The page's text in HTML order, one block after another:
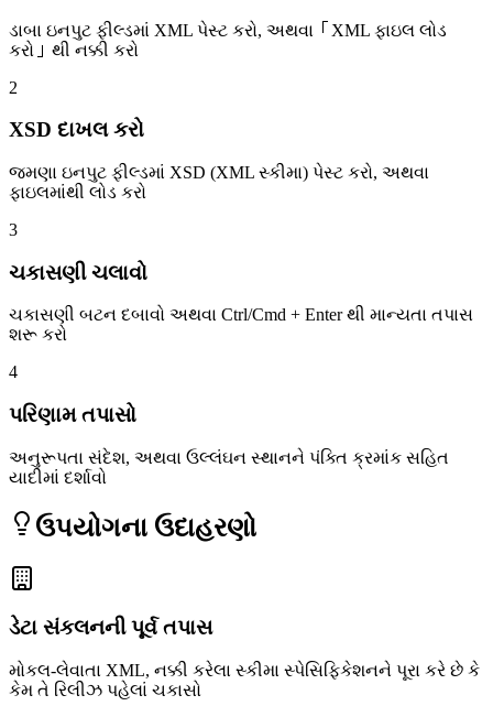
ડાબા ઇનપુટ ફીલ્ડમાં XML પેસ્ટ કરો, અથવા「XML ફાઇલ લોડ
કરો」થી નક્કી કરો
2
XSD દાખલ કરો
જમણા ઇનપુટ ફીલ્ડમાં XSD (XML સ્કીમા) પેસ્ટ કરો, અથવા
ફાઇલમાંથી લોડ કરો
3
ચકાસણી ચલાવો
ચકાસણી બટન દબાવો અથવા Ctrl/Cmd + Enter થી માન્યતા તપાસ
શરૂ કરો
4
પરિણામ તપાસો
અનુરૂપતા સંદેશ, અથવા ઉલ્લંઘન સ્થાનને પંક્તિ ક્રમાંક સહિત
યાદીમાં દર્શાવો
ઉપયોગના ઉદાહરણો
ડેટા સંકલનની પૂર્વ તપાસ
મોકલ-લેવાતા XML, નક્કી કરેલા સ્કીમા સ્પેસિફિકેશનને પૂરા કરે છે કે
કેમ તે રિલીઝ પહેલાં ચકાસો